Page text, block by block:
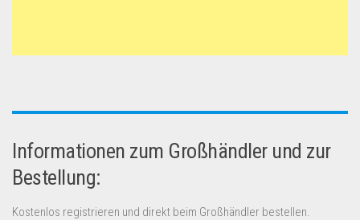
Informationen zum Großhändler und zur
Bestellung:
Kostenlos registrieren und direkt beim Großhändler bestellen.